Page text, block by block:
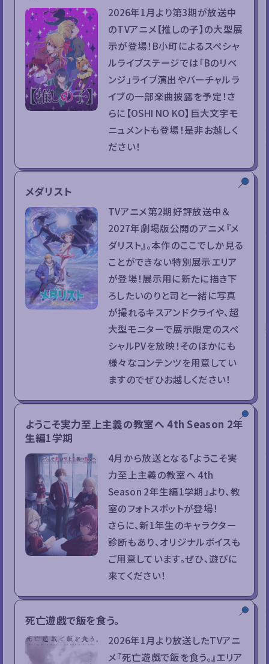
2026年1月より第3期が放送中
のTVアニメ【推しの子】の大型展
示が登場！B小町によるスペシャ
ルライブステージでは「Bのリベ
ンジ」ライブ演出やバーチャルラ
イブの一部楽曲披露を予定！さ
らに【OSHI NO KO】巨大文字モ
ニュメントも登場！是非お越しく
ださい！
メダリスト
TVアニメ第2期好評放送中＆
2027年劇場版公開のアニメ『メ
ダリスト』。本作のここでしか見る
ことができない特別展示エリア
が登場！展示用に新たに描き下
ろしたいのりと司と一緒に写真
が撮れるキスアンドクライや、超
大型モニターで展示限定のスペ
シャルPVを放映！そのほかにも
様々なコンテンツを用意してい
ますのでぜひお越しください！
ようこそ実力至上主義の教室へ 4th Season 2年
生編1学期
4月から放送となる「ようこそ実
力至上主義の教室へ 4th
Season 2年生編1学期」より、教
室のフォトスポットが登場！
さらに、新1年生のキャラクター
診断もあり、オリジナルボイスも
ご用意しています。ぜひ、遊びに
来てください！
死亡遊戯で飯を食う。
2026年1月より放送したTVアニ
メ『死亡遊戯で飯を食う。』エリア